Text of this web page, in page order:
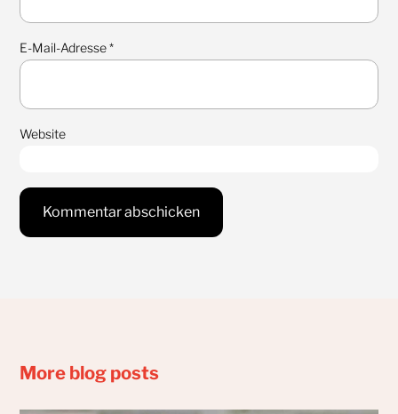
E-Mail-Adresse*
Website
More blog posts